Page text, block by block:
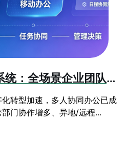
多人协同日程管理系统：全场景企业团队办公日程管控方案
转型加速，多人协同办公已成
门协作增多、异地/远程...